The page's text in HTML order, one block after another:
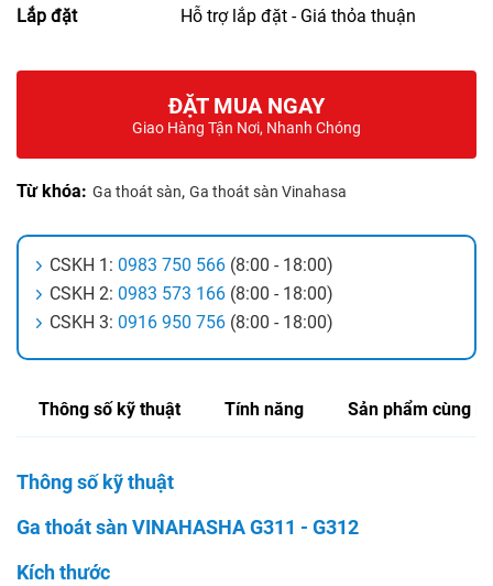
Lắp đặt
Hỗ trợ lắp đặt - Giá thỏa thuận
ĐẶT MUA NGAY
Giao Hàng Tận Nơi, Nhanh Chóng
Từ khóa: Ga thoát sàn, Ga thoát sàn Vinahasa
CSKH 1: 0983 750 566 (8:00 - 18:00)
CSKH 2: 0983 573 166 (8:00 - 18:00)
CSKH 3: 0916 950 756 (8:00 - 18:00)
Thông số kỹ thuật Tính năng Sản phẩm cùng
Thông số kỹ thuật
Ga thoát sàn VINAHASHA G311 - G312
Kích thước